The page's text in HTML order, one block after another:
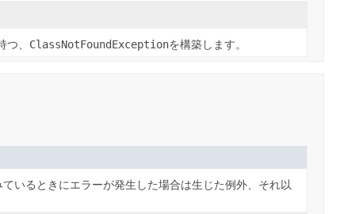
、 ClassNotFoundExceptionを構築します。
いるときにエラーが発生した場合は生じた例外、それ以